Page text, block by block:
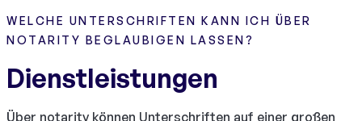
WELCHE UNTERSCHRIFTEN KANN ICH ÜBER
NOTARITY BEGLAUBIGEN LASSEN?
Dienstleistungen
Über notarity können Unterschriften auf einer großen